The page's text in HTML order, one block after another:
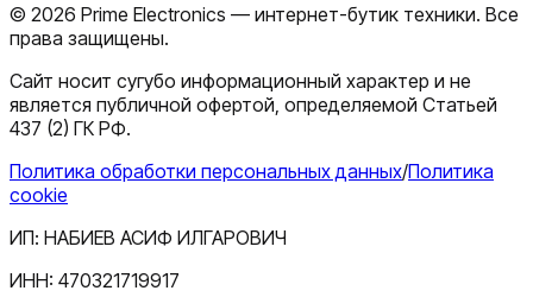
© 2026 Prime Electronics — интернет-бутик техники. Все
права защищены.
Сайт носит сугубо информационный характер и не
является публичной офертой, определяемой Статьей
437 (2) ГК РФ.
Политика обработки персональных данных/Политика
cookie
ИП: НАБИЕВ АСИФ ИЛГАРОВИЧ
ИНН: 470321719917